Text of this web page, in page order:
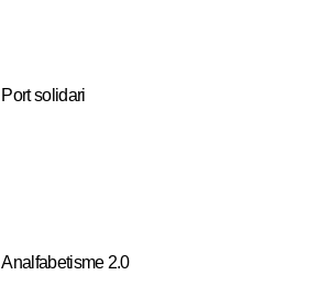
Port solidari
Analfabetisme 2.0